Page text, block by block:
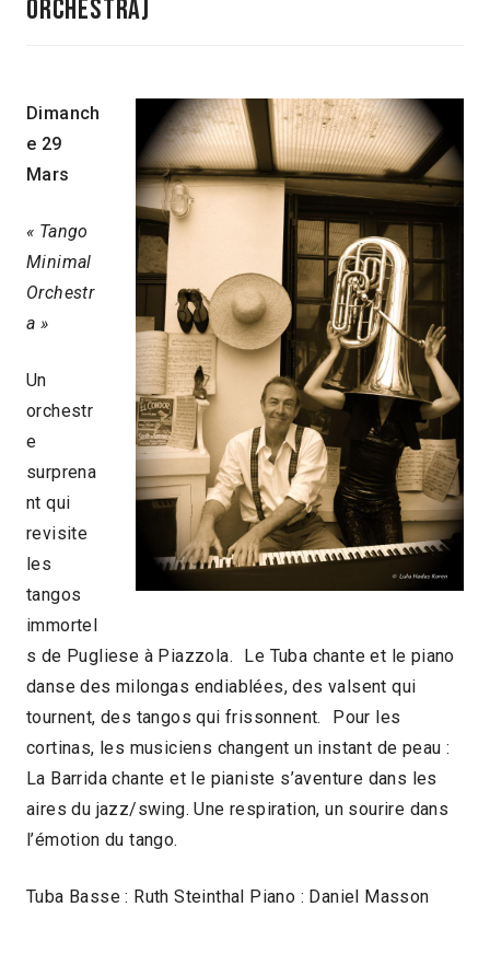
orchestra)
Dimanch
e 29
Mars
« Tango
Minimal
Orchestr
a »
Un
orchestr
e
surprena
nt qui
revisite
les
tangos
immortel
s de Pugliese à Piazzola. Le Tuba chante et le piano
danse des milongas endiablées, des valsent qui
tournent, des tangos qui frissonnent. Pour les
cortinas, les musiciens changent un instant de peau :
La Barrida chante et le pianiste s’aventure dans les
aires du jazz/swing. Une respiration, un sourire dans
l’émotion du tango.
Tuba Basse : Ruth Steinthal Piano : Daniel Masson